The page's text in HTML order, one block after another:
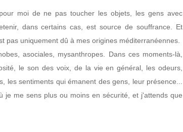
moi de ne pas toucher les objets, les gens avec
dans certains cas, est source de souffrance. Et
pas uniquement dû à mes origines méditerranéennes.
asociales, mysanthropes. Dans ces moments-là,
le son des voix, de la vie en général, les odeurs,
les sentiments qui émanent des gens, leur présence...
je me sens plus ou moins en sécurité, et j'attends que